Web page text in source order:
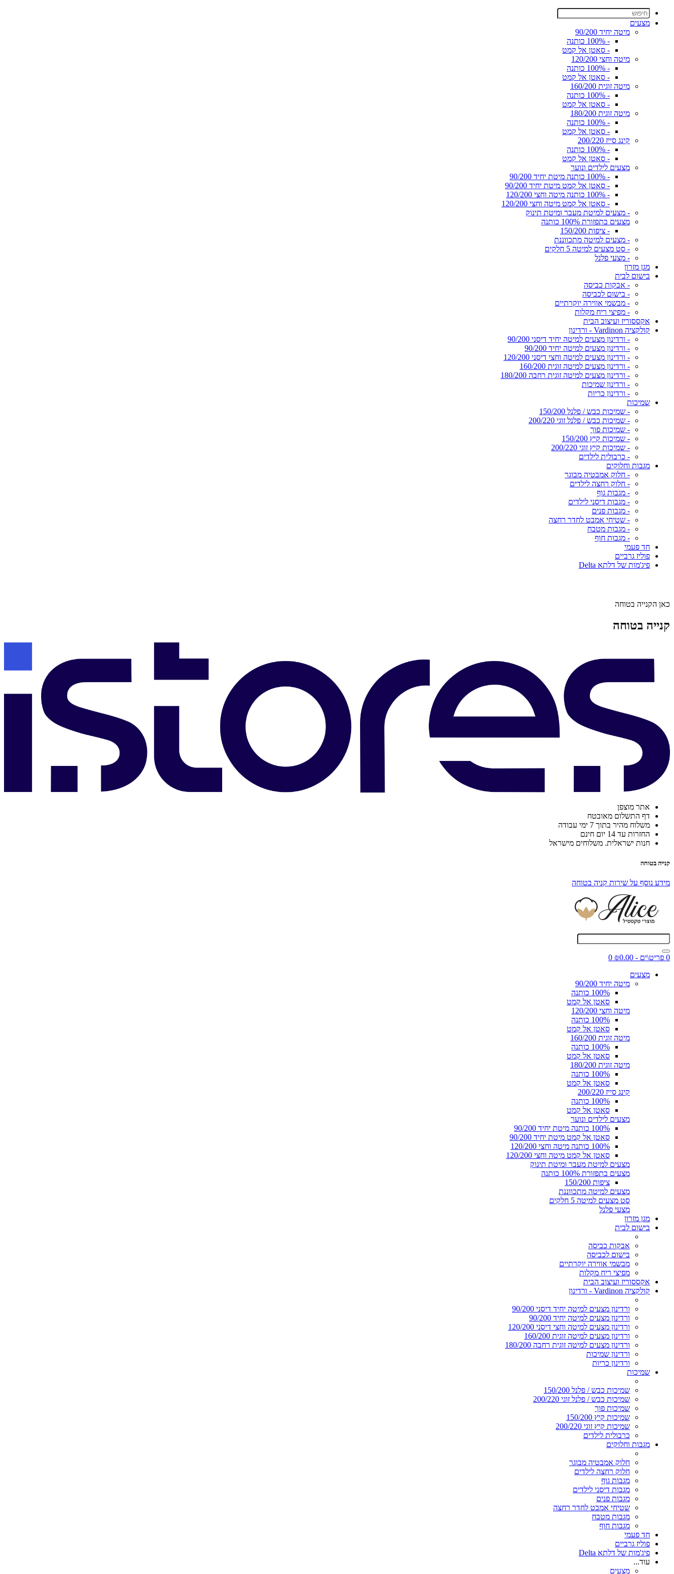
מצעים
מיטה יחיד 90/200
- 100% כותנה
- סאטן אל קמט
מיטה וחצי 120/200
- 100% כותנה
- סאטן אל קמט
מיטה זוגית 160/200
- 100% כותנה
- סאטן אל קמט
מיטה זוגית 180/200
- 100% כותנה
- סאטן אל קמט
קינג סייז 200/220
- 100% כותנה
- סאטן אל קמט
מצעים לילדים ונוער
- 100% כותנה מיטת יחיד 90/200
- סאטן אל קמט מיטת יחיד 90/200
- 100% כותנה מיטה וחצי 120/200
- סאטן אל קמט מיטה וחצי 120/200
- מצעים למיטת מעבר ומיטת תינוק
מצעים בתפזורת 100% כותנה
- ציפות 150/200
- מצעים למיטה מתכווננת
- סט מצעים למיטה 5 חלקים
- מצעי פלנל
מגן מזרון
בישום לבית
- אבקות כביסה
- בישום לכביסה
- מבשמי אווירה יוקרתיים
- מפיצי ריח מקלות
אקססוריז ועיצוב הבית
קולקציה Vardinon - ורדינון
- ורדינון מצעים למיטה יחיד דיסני 90/200
- ורדינון מצעים למיטה יחיד 90/200
- ורדינון מצעים למיטה וחצי דיסני 120/200
- ורדינון מצעים למיטה זוגית 160/200
- ורדינון מצעים למיטה זוגית רחבה 180/200
- ורדינון שמיכות
- ורדינון כריות
שמיכות
- שמיכות כבש / פלנל 150/200
- שמיכות כבש / פלנל זוגי 200/220
- שמיכות פוך
- שמיכות קיץ 150/200
- שמיכות קיץ זוגי 200/220
- כרבולית לילדים
מגבות וחלוקים
- חלוק אמבטיה מבוגר
- חלוק רחצה לילדים
- מגבות גוף
- מגבות דיסני לילדים
- מגבות פנים
- שטיחי אמבט לחדר רחצה
- מגבות מטבח
- מגבות חוף
חד פעמי
פוליז גרביים
פיג'מות של דלתא Delta
כאן הקנייה בטוחה
קנייה בטוחה
אתר מוצפן
דף התשלום מאובטח
משלוח מהיר בתוך 7 ימי עבודה
החזרות עד 14 יום חינם
חנות ישראלית. משלוחים מישראל
קנייה בטוחה
מידע נוסף על שירות קניה בטוחה
0 פריט\ים - ₪0.00
0
מצעים
מיטה יחיד 90/200
100% כותנה
סאטן אל קמט
מיטה וחצי 120/200
100% כותנה
סאטן אל קמט
מיטה זוגית 160/200
100% כותנה
סאטן אל קמט
מיטה זוגית 180/200
100% כותנה
סאטן אל קמט
קינג סייז 200/220
100% כותנה
סאטן אל קמט
מצעים לילדים ונוער
100% כותנה מיטת יחיד 90/200
סאטן אל קמט מיטת יחיד 90/200
100% כותנה מיטה וחצי 120/200
סאטן אל קמט מיטה וחצי 120/200
מצעים למיטת מעבר ומיטת תינוק
מצעים בתפזורת 100% כותנה
ציפות 150/200
מצעים למיטה מתכווננת
סט מצעים למיטה 5 חלקים
מצעי פלנל
מגן מזרון
בישום לבית
אבקות כביסה
בישום לכביסה
מבשמי אווירה יוקרתיים
מפיצי ריח מקלות
אקססוריז ועיצוב הבית
קולקציה Vardinon - ורדינון
ורדינון מצעים למיטה יחיד דיסני 90/200
ורדינון מצעים למיטה יחיד 90/200
ורדינון מצעים למיטה וחצי דיסני 120/200
ורדינון מצעים למיטה זוגית 160/200
ורדינון מצעים למיטה זוגית רחבה 180/200
ורדינון שמיכות
ורדינון כריות
שמיכות
שמיכות כבש / פלנל 150/200
שמיכות כבש / פלנל זוגי 200/220
שמיכות פוך
שמיכות קיץ 150/200
שמיכות קיץ זוגי 200/220
כרבולית לילדים
מגבות וחלוקים
חלוק אמבטיה מבוגר
חלוק רחצה לילדים
מגבות גוף
מגבות דיסני לילדים
מגבות פנים
שטיחי אמבט לחדר רחצה
מגבות מטבח
מגבות חוף
חד פעמי
פוליז גרביים
פיג'מות של דלתא Delta
עוד...
מצעים